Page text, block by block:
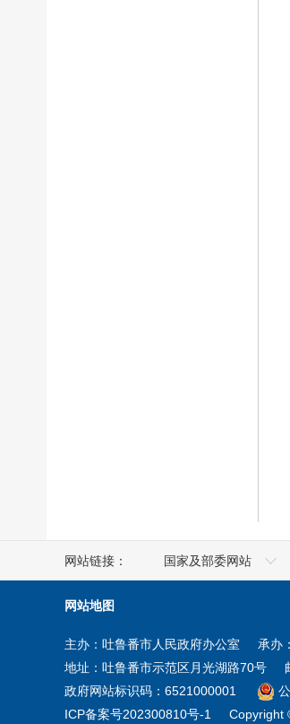
网站链接： 国家及部委网站
住房和城乡建设部
教育部
网站地图
主办：吐鲁番市人民政府办公室
承办
地址：吐鲁番市示范区月光湖路70号
政府网站标识码：6521000001
ICP备案号202300810号-1
Copyright